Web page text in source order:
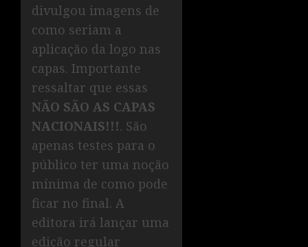
divulgou imagens de
como seriam a
aplicação da logo nas
capas. Importante
ressaltar que essas
NÃO SÃO AS CAPAS
NACIONAIS!!!. São
apenas testes para o
público ter uma noção
mínima de como pode
ficar no final. A
editora irá lançar uma
edição regular